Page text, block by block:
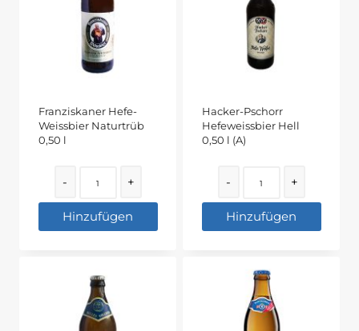
Franziskaner Hefe-
Weissbier Naturtrüb
0,50 l
- +
Hinzufügen
Hacker-Pschorr
Hefeweissbier Hell
0,50 l (A)
- +
Hinzufügen